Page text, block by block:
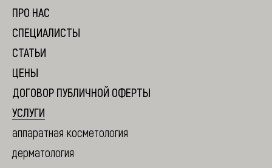
ПРО НАС
СПЕЦИАЛИСТЫ
СТАТЬИ
ЦЕНЫ
ДОГОВОР ПУБЛИЧНОЙ ОФЕРТЫ
УСЛУГИ
аппаратная косметология
дерматология